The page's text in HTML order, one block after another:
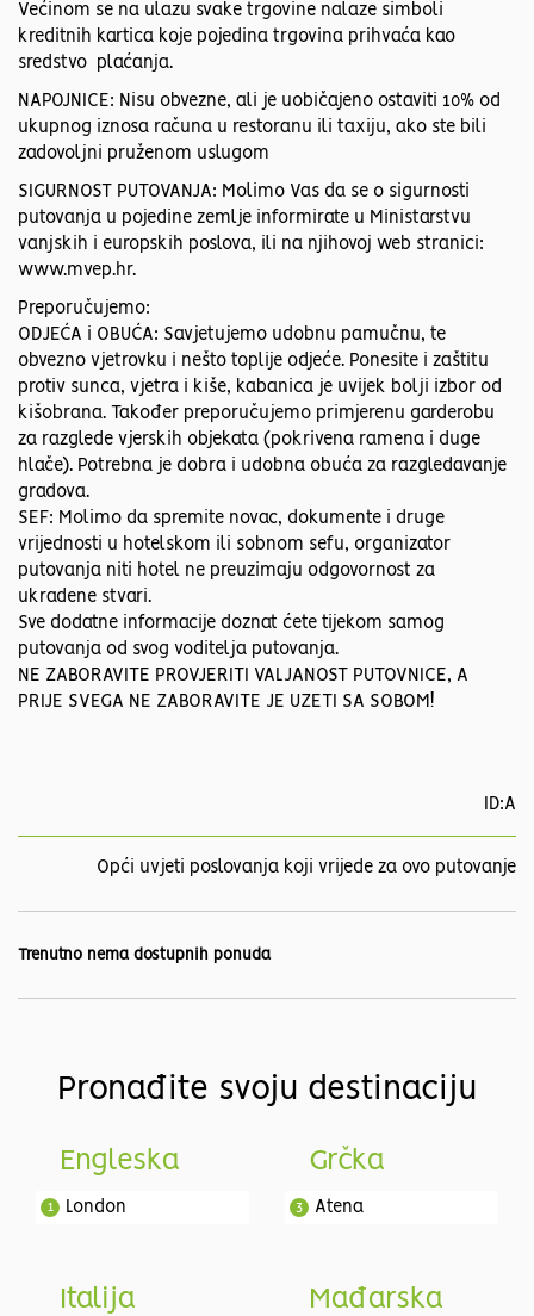
Većinom se na ulazu svake trgovine nalaze simboli
kreditnih kartica koje pojedina trgovina prihvaća kao
sredstvo plaćanja.
NAPOJNICE: Nisu obvezne, ali je uobičajeno ostaviti 10% od
ukupnog iznosa računa u restoranu ili taxiju, ako ste bili
zadovoljni pruženom uslugom
SIGURNOST PUTOVANJA: Molimo Vas da se o sigurnosti
putovanja u pojedine zemlje informirate u Ministarstvu
vanjskih i europskih poslova, ili na njihovoj web stranici:
www.mvep.hr.
Preporučujemo:
ODJEĆA i OBUĆA: Savjetujemo udobnu pamučnu, te
obvezno vjetrovku i nešto toplije odjeće. Ponesite i zaštitu
protiv sunca, vjetra i kiše, kabanica je uvijek bolji izbor od
kišobrana. Također preporučujemo primjerenu garderobu
za razglede vjerskih objekata (pokrivena ramena i duge
hlače). Potrebna je dobra i udobna obuća za razgledavanje
gradova.
SEF: Molimo da spremite novac, dokumente i druge
vrijednosti u hotelskom ili sobnom sefu, organizator
putovanja niti hotel ne preuzimaju odgovornost za
ukradene stvari.
Sve dodatne informacije doznat ćete tijekom samog
putovanja od svog voditelja putovanja.
NE ZABORAVITE PROVJERITI VALJANOST PUTOVNICE, A
PRIJE SVEGA NE ZABORAVITE JE UZETI SA SOBOM!
ID:A
Opći uvjeti poslovanja koji vrijede za ovo putovanje
Trenutno nema dostupnih ponuda
Pronađite svoju destinaciju
Engleska
London
1
Grčka
Atena
3
Italija Mađarska